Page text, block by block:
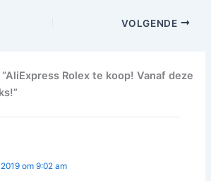
VOLGENDE
Rolex te koop! Vanaf deze
om 9:02 am